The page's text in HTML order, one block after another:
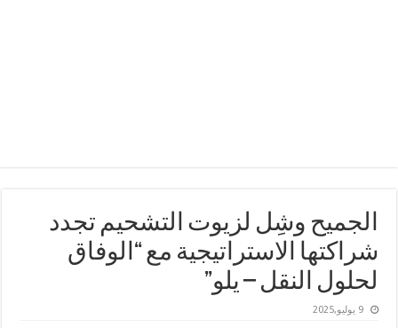
الجميح وشِل لزيوت التشحيم تجدد
شراكتها الاستراتيجية مع “الوفاق
لحلول النقل – يلو”
9 يوليو,2025